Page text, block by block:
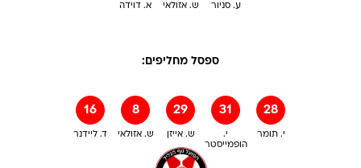
א. דוידה ש. אזולאי ע. סניור
ספסל מחליפים:
16
ד. ליידנר
8
ש. אזולאי
29
ש. אייזן
31
י.
הופמייסטר
28
י. תומר